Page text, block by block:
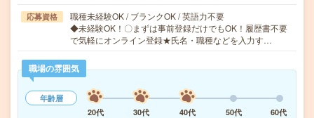
応募資格
職種未経験OK / ブランクOK / 英語力不要
◆未経験OK！〇まずは事前登録だけでもOK！履歴書不要
で気軽にオンライン登録★氏名・職種などを入力す…
職場の雰囲気
年齢層
20代
30代 40代 50代 60代